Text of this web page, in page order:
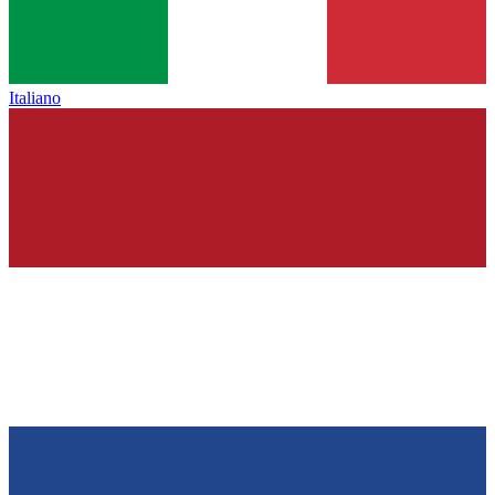
Italiano